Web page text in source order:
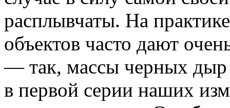
расплывчаты. На
объектов часто дают
— так, массы черных
в первой серии наших